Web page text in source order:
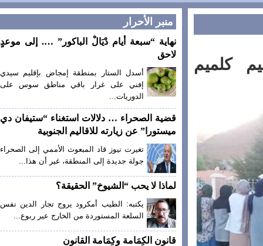
كلميم
منبر الأحرار
نهاية “سبعة أيام دْيَالْ الباكور” …. إلى موعدٍ
لاحق
أسدل الستار بمنطقة إمجاض بإقليم سيدي
إفني على غرار باقي مناطق سوس على
الدوريات...
قضية الصحراء … دلالات استغناء “ستيفان دي
ميستورا” عن زيارته للاقاليم الجنوبية
تغيرت نيوز قاد المبعوث الأممي إلى الصحراء
جولة جديدة إلى المنطقة، غير أن هذا...
لماذا لا يحب “الشيوخ” الحقيقة؟
يكتبه: الطيب أمكرود يروج تجار الدين نفس
السلعة المستوردة من الخارج عير ربوع...
قانون الكِمَامة وكِمَامة القانون